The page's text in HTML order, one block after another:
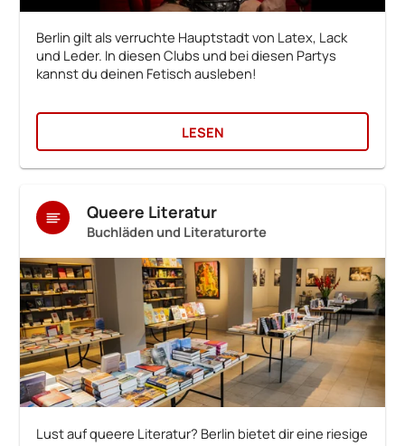
Berlin gilt als verruchte Hauptstadt von Latex, Lack
und Leder. In diesen Clubs und bei diesen Partys
kannst du deinen Fetisch ausleben!
LESEN
Queere Literatur
Buchläden und Literaturorte
Lust auf queere Literatur? Berlin bietet dir eine riesige